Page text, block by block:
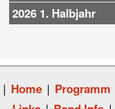
2026 1. Halbjahr
| Home | Programm